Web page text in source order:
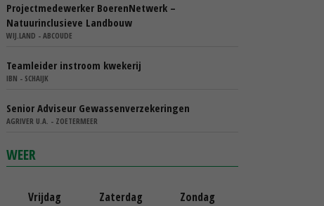
Projectmedewerker BoerenNetwerk –
Natuurinclusieve Landbouw
WIJ.LAND - ABCOUDE
Teamleider instroom kwekerij
IBN - SCHAIJK
Senior Adviseur Gewassenverzekeringen
AGRIVER U.A. - ZOETERMEER
WEER
Vrijdag Zaterdag Zondag